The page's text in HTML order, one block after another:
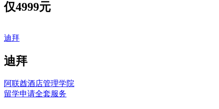
仅4999元
迪拜
迪拜
阿联酋酒店管理学院
留学申请全套服务